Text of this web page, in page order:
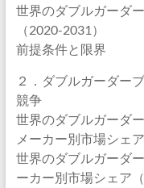
世界のダブルガーダ
（2020-2031）
前提条件と限界
２．ダブルガーダー
競争
世界のダブルガーダ
メーカー別市場シェ
世界のダブルガーダ
ーカー別市場シェア